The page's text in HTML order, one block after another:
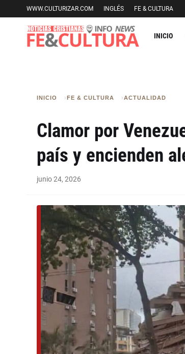
WWW.CULTURIZAR.COM INGLÉS FE & CULTURA
INICIO
INICIO FE & CULTURA ACTUALIDAD
Clamor por
país y encienden
junio 24, 2026